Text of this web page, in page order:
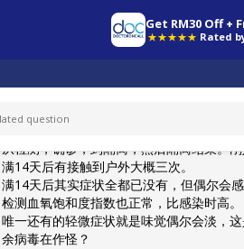
Get RM30 Off +
★★★★★ Rated
25。女。
从检测，确诊，到隔离，然后隔离结束。
满14天后有接触到户外大概三次。
满14天后其实症状全都已没有，但偶尔会
检测血氧饱和度指数也正常，比感染时高。
唯一还有的轻微症状就是味觉偶尔会淡，
余病毒在作怪？